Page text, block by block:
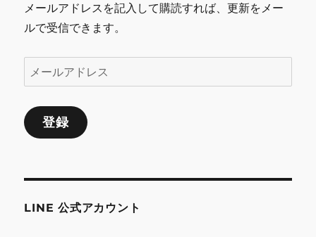
メールアドレスを記入して購読すれば、更新をメー
ルで受信できます。
ー
ル
ア
ス
登録
LINE 公式アカウント